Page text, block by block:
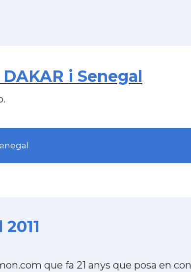
i Senegal
que fa 21 anys que posa en